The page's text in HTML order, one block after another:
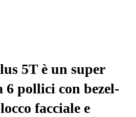
5T è un super
6 pollici con bezel-
facciale e